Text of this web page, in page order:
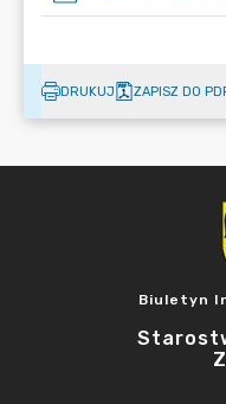
DRUKUJ ZAPISZ DO
Biuletyn